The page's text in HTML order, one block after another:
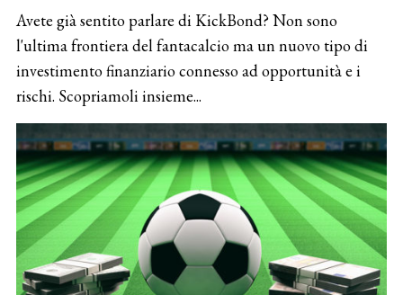
Avete già sentito parlare di KickBond? Non sono
l'ultima frontiera del fantacalcio ma un nuovo tipo di
investimento finanziario connesso ad opportunità e i
rischi. Scopriamoli insieme...